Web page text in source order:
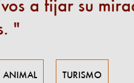
a fijar su
ANIMAL TURISMO